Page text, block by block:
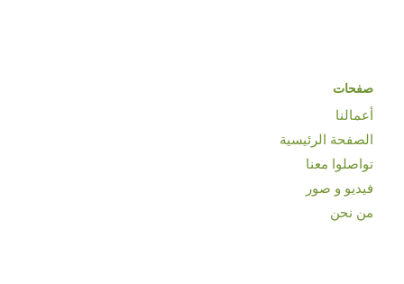
صفحات
أعمالنا
الصفحة الرئيسية
تواصلوا معنا
فيديو و صور
من نحن